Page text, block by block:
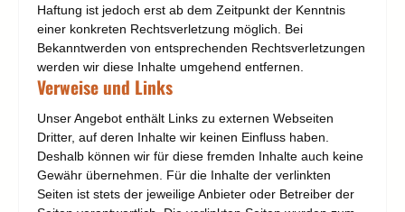
Haftung ist jedoch erst ab dem Zeitpunkt der Kenntnis
einer konkreten Rechtsverletzung möglich. Bei
Bekanntwerden von entsprechenden Rechtsverletzungen
werden wir diese Inhalte umgehend entfernen.
Verweise und Links
Unser Angebot enthält Links zu externen Webseiten
Dritter, auf deren Inhalte wir keinen Einfluss haben.
Deshalb können wir für diese fremden Inhalte auch keine
Gewähr übernehmen. Für die Inhalte der verlinkten
Seiten ist stets der jeweilige Anbieter oder Betreiber der